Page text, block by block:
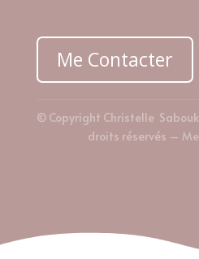
Me Contacter
© Copyright Christelle
droits réservés –